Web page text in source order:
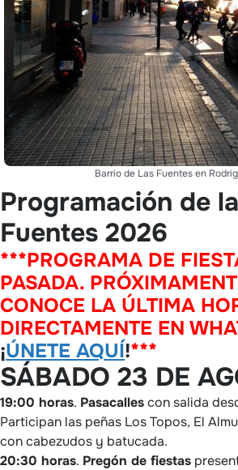
Barrio de Las Fuentes en
Programación de
Fuentes 2026
***PROGRAMA DE
PASADA.
CONOCE LA ÚLTIMA
DIRECTAMENTE EN
¡ÚNETE AQUÍ!***
SÁBADO 23 DE
19:00 horas. Pasacallescon salida
Participan las peñas Los Topos, El
con cabezudos y batucada.
20:30 horas. Pregón de fiestas